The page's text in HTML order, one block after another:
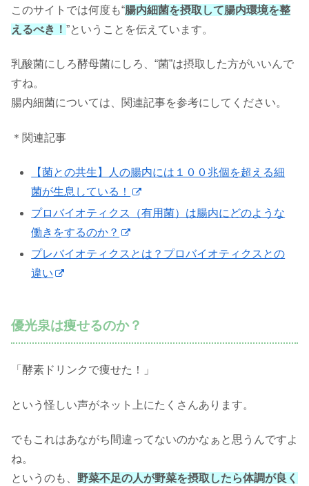
このサイトでは何度も“腸内細菌を摂取して腸内環境を整
えるべき！ ”ということを伝えています。
乳酸菌にしろ酵母菌にしろ、“菌”は摂取した方がいいんで
すね。
腸内細菌については、関連記事を参考にしてください。
＊関連記事
【菌との共生】人の腸内には１００兆個を超える細
菌が生息している！
プロバイオティクス（有用菌）は腸内にどのような
働きをするのか？
プレバイオティクスとは？プロバイオティクスとの
違い
優光泉は痩せるのか？
「酵素ドリンクで痩せた！」
という怪しい声がネット上にたくさんあります。
でもこれはあながち間違ってないのかなぁと思うんですよ
ね。
というのも、 野菜不足の人が野菜を摂取したら体調が良く